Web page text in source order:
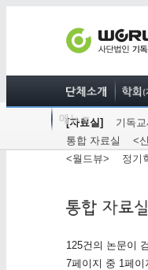
[자료실]
기독
통합 자료실
<
<월드뷰>
정기
125건의 논문이
7페이지 중 1페이